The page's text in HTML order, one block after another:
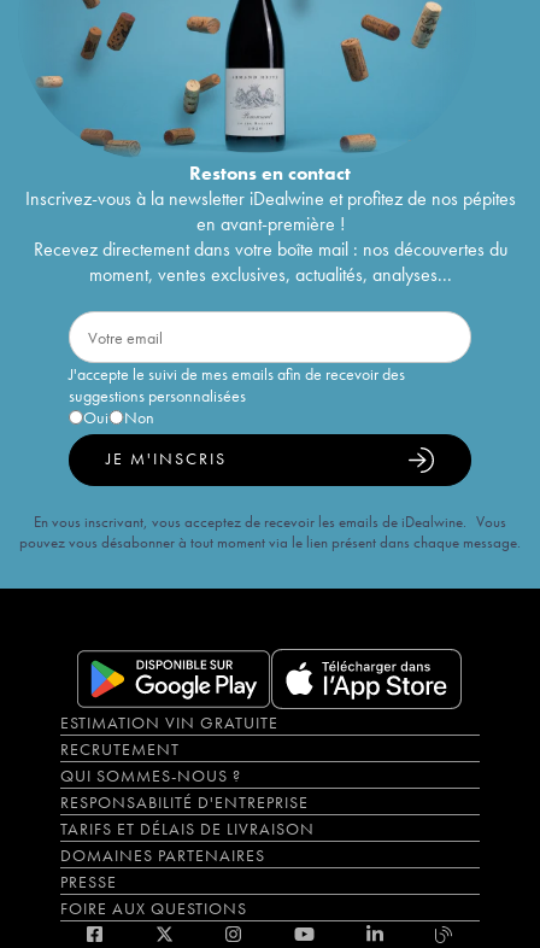
Restons encontact
Inscrivez-vous à la newsletter iDealwine et profitez de nos pépites
en avant-première !
Recevez directement dans votre boîte mail : nos découvertes du
moment, ventes exclusives, actualités, analyses...
J'accepte le suivi de mes emails afin de recevoir des
suggestions personnalisées
Oui
Non
JE M'INSCRIS
En vous inscrivant, vous acceptez de recevoir les emails de iDealwine. Vous
pouvez vous désabonner à tout moment via le lien présent dans chaque message.
ESTIMATION VIN GRATUITE
RECRUTEMENT
QUI SOMMES-NOUS ?
RESPONSABILITÉ D'ENTREPRISE
TARIFS ET DÉLAIS DE LIVRAISON
DOMAINES PARTENAIRES
PRESSE
FOIRE AUX QUESTIONS